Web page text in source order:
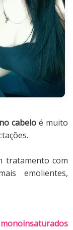
cabeloé muito
tratamento com
emolientes,
monoinsaturados